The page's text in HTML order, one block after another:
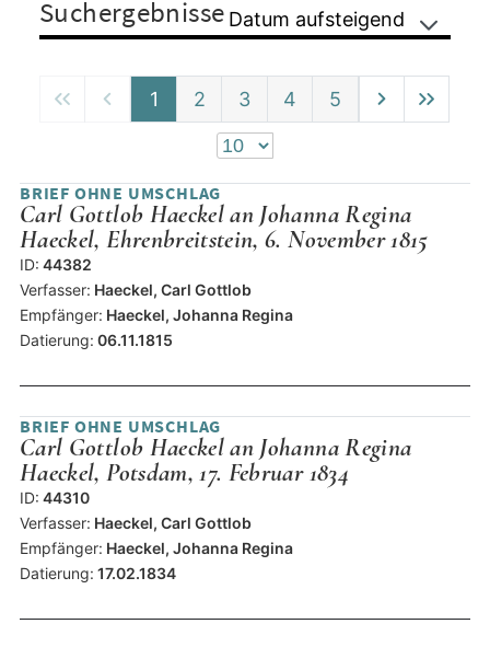
Suchergebnisse Datum aufsteigend
1 2 3 4 5
BRIEF OHNE UMSCHLAG
Carl Gottlob Haeckel an Johanna Regina
Haeckel, Ehrenbreitstein, 6. November 1815
ID: 44382
Verfasser: Haeckel, Carl Gottlob
Empfänger: Haeckel, Johanna Regina
Datierung: 06.11.1815
BRIEF OHNE UMSCHLAG
Carl Gottlob Haeckel an Johanna Regina
Haeckel, Potsdam, 17. Februar 1834
ID: 44310
Verfasser: Haeckel, Carl Gottlob
Empfänger: Haeckel, Johanna Regina
Datierung: 17.02.1834